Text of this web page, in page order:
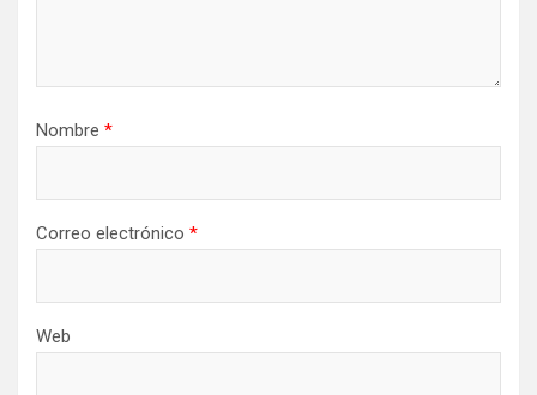
Nombre *
Correo electrónico *
Web